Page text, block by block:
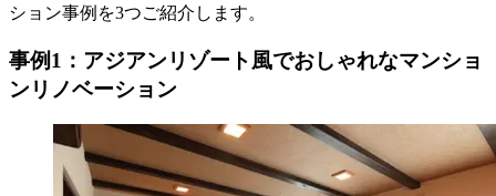
ション事例を3つご紹介します。
事例1：アジアンリゾート風でおしゃれなマンショ
ンリノベーション